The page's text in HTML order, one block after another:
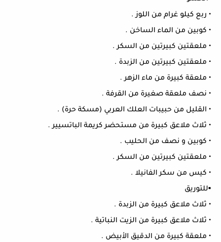
• ربع كيلو غرام من اللوز .
• كوبين من الماء الساخن .
• ملعقتين كبيرتين من السكر .
• ملعقتين كبيرتين من الزبدة .
• ملعقة كبيرة من ماء الزهر .
• نصف ملعقة صغيرة من القرفة .
• القليل من حبيبات العلك العربي (مسكة حرة) .
• ثلاث ملاعق كبيرة من مستحضر كريمة الباتسيير .
• كوبين و نصف من الحليب .
• ملعقتين كبيرتين من السكر .
• كيس من سكر الفانيلا .
▪︎للتوريق
• ثلاث ملاعق كبيرة من الزبدة .
• ثلاث ملاعق كبيرة من الزيت النباتية .
• ملعقة كبيرة من الدقيق الأبيض .